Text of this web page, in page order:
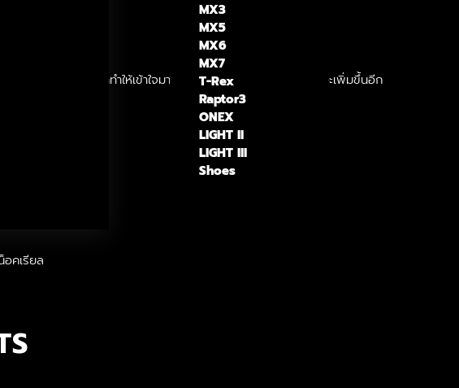
MX3
MX5
MX6
MX7
T-Rex
Raptor3
ONEX
LIGHT II
LIGHT III
Shoes
ต่างๆ ไม่เพียงแค่ทำให้เข้าใจมากขึ้นเท่านั้น แต่ยังทำให้คุณมีทักษะเพิ่มขึ้นอีก
คเรียล